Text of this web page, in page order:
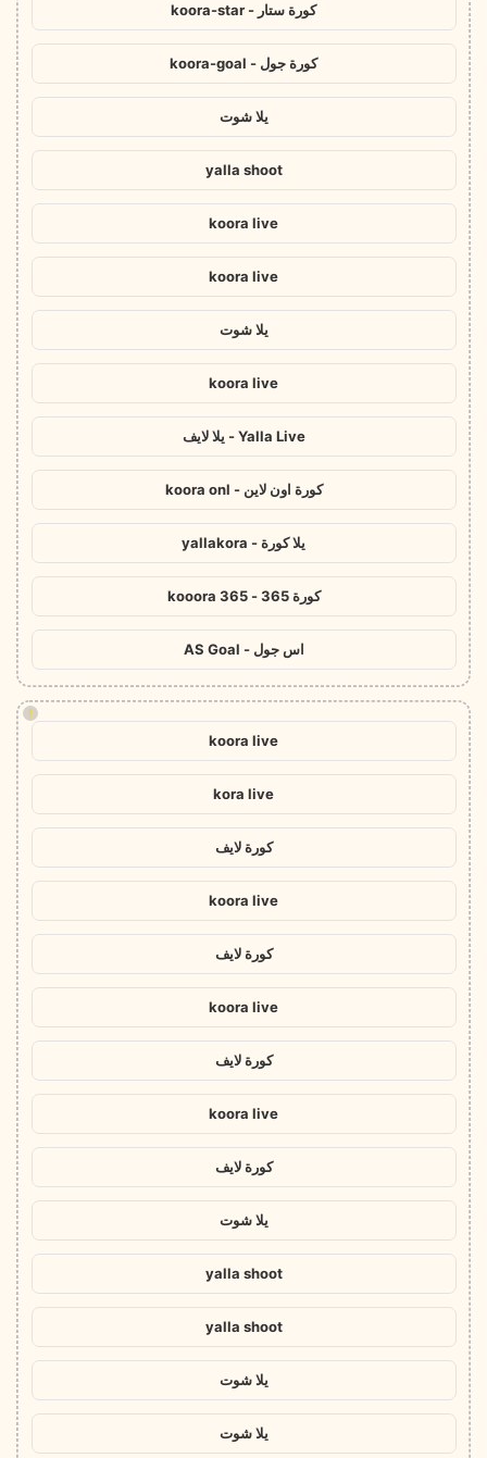
كورة ستار - koora-star
كورة جول - koora-goal
يلا شوت
yalla shoot
koora live
koora live
يلا شوت
koora live
Yalla Live - يلا لايف
كورة اون لاين - koora onl
يلا كورة - yallakora
كورة 365 - kooora 365
اس جول - AS Goal
!
koora live
kora live
كورة لايف
koora live
كورة لايف
koora live
كورة لايف
koora live
كورة لايف
يلا شوت
yalla shoot
yalla shoot
يلا شوت
يلا شوت